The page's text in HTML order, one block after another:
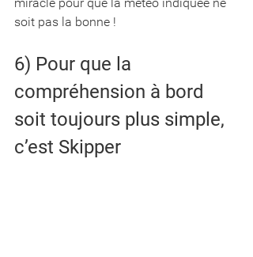
soit pas la bonne !
6) Pour que la
compréhension à bord
soit toujours plus simple,
c’est Skipper